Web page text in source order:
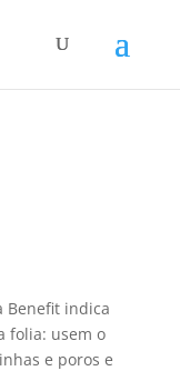
Benefit indica
folia: usem o
e poros e